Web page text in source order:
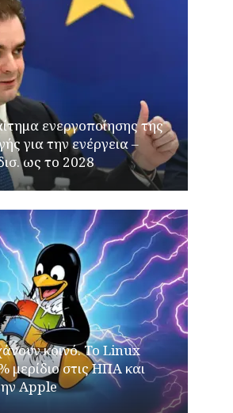
ενεργοποίησης της
για την ενέργεια –
ως το 2028
κοινό. Το Linux
μερίδιο στις ΗΠΑ και
Apple